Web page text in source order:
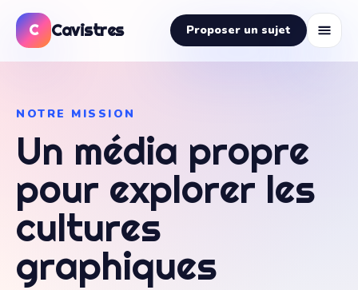
C Cavistres Proposer un sujet
NOTRE MISSION
Un média propre
pour explorer les
cultures
graphiques